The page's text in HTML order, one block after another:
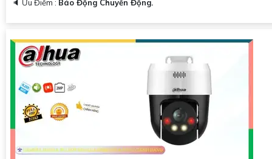
️🔈 Ưu Điểm : Báo Động Chuyển Động.